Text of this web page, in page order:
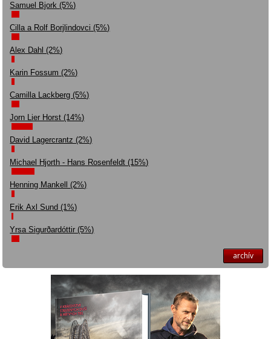
Samuel Bjork (5%)
Cilla a Rolf Borjlindovci (5%)
Alex Dahl (2%)
Karin Fossum (2%)
Camilla Lackberg (5%)
Jorn Lier Horst (14%)
David Lagercrantz (2%)
Michael Hjorth - Hans Rosenfeldt (15%)
Henning Mankell (2%)
Erik Axl Sund (1%)
Yrsa Sigurðardóttir (5%)
archív